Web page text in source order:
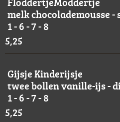
melk chocolademousse
1 - 6 - 7 - 8
5,25
Gijsje Kinderijsje
twee bollen vanille-ijs -
1 - 6 - 7 - 8
5,25